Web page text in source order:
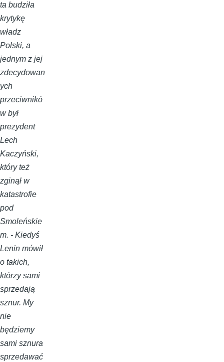
ta budziła
krytykę
władz
Polski, a
jednym z jej
zdecydowan
ych
przeciwnikó
w był
prezydent
Lech
Kaczyński,
który też
zginął w
katastrofie
pod
Smoleńskie
m. - Kiedyś
Lenin mówił
o takich,
którzy sami
sprzedają
sznur. My
nie
będziemy
sami sznura
sprzedawać